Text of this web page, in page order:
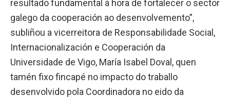
resultado fundamental á hora de fortalecer o sector
galego da cooperación ao desenvolvemento”,
subliñou a vicerreitora de Responsabilidade Social,
Internacionalización e Cooperación da
Universidade de Vigo, María Isabel Doval, quen
tamén fixo fincapé no impacto do traballo
desenvolvido pola Coordinadora no eido da